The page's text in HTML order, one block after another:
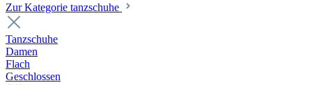
Zur Kategorie tanzschuhe
Tanzschuhe
Damen
Flach
Geschlossen